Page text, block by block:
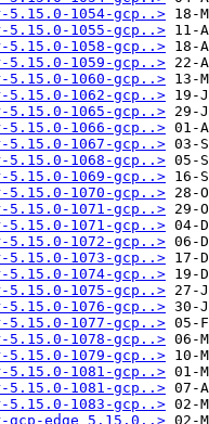
5.15.0-1054-gcp..>
5.15.0-1055-gcp..>
5.15.0-1058-gcp..>
5.15.0-1059-gcp..>
5.15.0-1060-gcp..>
5.15.0-1062-gcp..>
5.15.0-1065-gcp..>
5.15.0-1066-gcp..>
5.15.0-1067-gcp..>
5.15.0-1068-gcp..>
5.15.0-1069-gcp..>
5.15.0-1070-gcp..>
5.15.0-1071-gcp..>
5.15.0-1071-gcp..>
5.15.0-1072-gcp..>
5.15.0-1073-gcp..>
5.15.0-1074-gcp..>
5.15.0-1075-gcp..>
5.15.0-1076-gcp..>
5.15.0-1077-gcp..>
5.15.0-1078-gcp..>
5.15.0-1079-gcp..>
5.15.0-1081-gcp..>
5.15.0-1081-gcp..>
5.15.0-1083-gcp..>
edge_5.15.0..>